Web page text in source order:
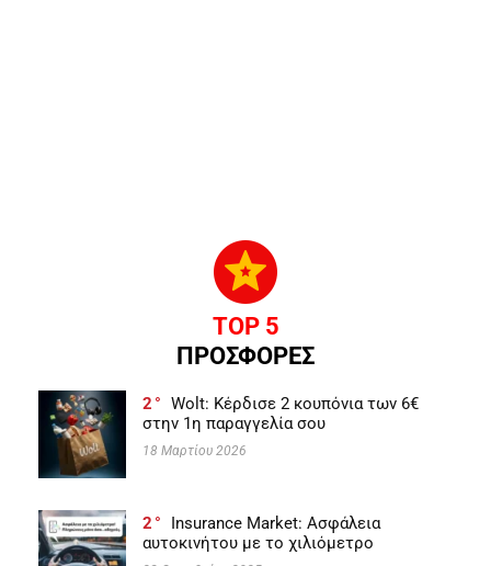
TOP 5
ΠΡΟΣΦΟΡΕΣ
2
Wolt: Κέρδισε 2 κουπόνια των 6€
στην 1η παραγγελία σου
18 Μαρτίου 2026
2
Insurance Market: Ασφάλεια
αυτοκινήτου με το χιλιόμετρο